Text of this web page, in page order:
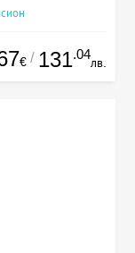
€ / 131.04
лв.